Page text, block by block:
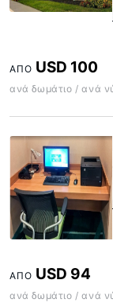
ΑΠΌ USD 100
ανά δωμάτιο / ανά
ΑΠΌ USD 94
ανά δωμάτιο / ανά